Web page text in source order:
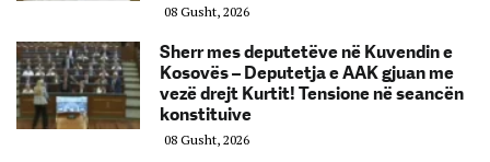
08 Gusht, 2026
Sherr mes deputetëve në Kuvendin e
Kosovës – Deputetja e AAK gjuan me
vezë drejt Kurtit! Tensione në seancën
konstituive
08 Gusht, 2026